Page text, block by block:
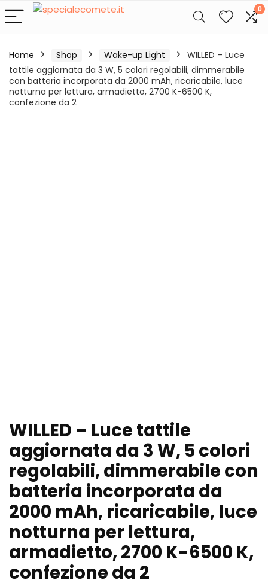
0
Home Shop Wake-up Light
WILLED – Luce
tattile aggiornata da 3 W, 5 colori regolabili, dimmerabile
con batteria incorporata da 2000 mAh, ricaricabile, luce
notturna per lettura, armadietto, 2700 K-6500 K,
confezione da 2
WILLED – Luce tattile
aggiornata da 3 W, 5 colori
regolabili, dimmerabile con
batteria incorporata da
2000 mAh, ricaricabile, luce
notturna per lettura,
armadietto, 2700 K-6500 K,
confezione da 2